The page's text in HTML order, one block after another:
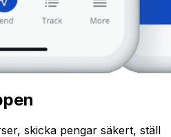
skicka pengar säkert, ställ